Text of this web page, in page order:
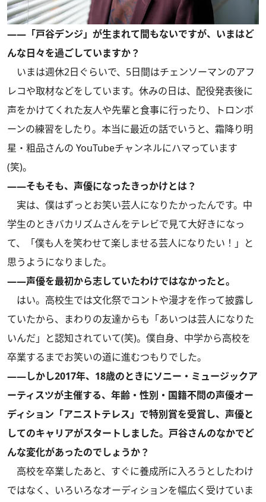
――「戸谷デンジ」が生まれて間もないですが、いまはど
んな日々を過ごしていますか？
いまは週休2日ぐらいで、5日間はチェンソーマンのアフ
レコや取材などをしています。休みの日は、配役発表後に
声をかけてくれた友人や先輩と食事に行ったり、トロンボ
ーンの練習をしたり。本当に最近の話でいうと、霜降り明
星・粗品さんの YouTubeチャンネルにハマっています
(笑)。
――そもそも、声優になったきっかけとは？
実は、僕はずっとお笑い芸人になりたかったんです。中
学生のときバカリズムさんをテレビで見て大好きになっ
て、「僕も人を笑わせて楽しませる芸人になりたい！」と
思うようになりました。
――声優を最初から志していたわけではなかったと。
はい。高校生では文化祭でコントや漫才を作って披露し
ていたから、まわりの友達からも「あいつは芸人になりた
いんだ」と認知されていて(笑)。僕自身、中学から高校を
卒業するまでお笑いの道に進むつもりでした。
――しかし2017年、18歳のときにソニー・ミュージックア
ーティスツが主催する、年齢・性別・国籍不問の声優オー
ディション「アニストテレス」で特別賞を受賞し、声優と
してのキャリアがスタートしました。戸谷さんのなかでど
んな変化があったのでしょうか？
高校を卒業したあと、すぐに養成所に入ろうとしたわけ
ではなく、いろいろなオーディションを幅広く受けていま